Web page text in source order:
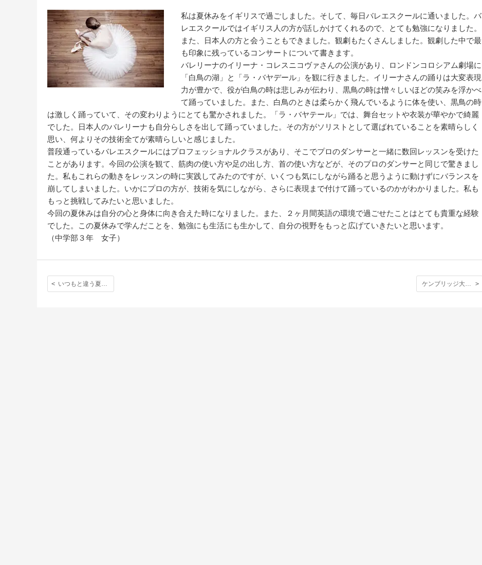
私は夏休みをイギリスで過ごしました。そして、毎日バレエスクールに通いました。バ
レエスクールではイギリス人の方が話しかけてくれるので、とても勉強になりました。
また、日本人の方と会うこともできました。観劇もたくさんしました。観劇した中で最
も印象に残っているコンサートについて書きます。
バレリーナのイリーナ・コレスニコヴァさんの公演があり、ロンドンコロシアム劇場に
「白鳥の湖」と「ラ・バヤデール」を観に行きました。イリーナさんの踊りは大変表現
力が豊かで、役が白鳥の時は悲しみが伝わり、黒鳥の時は憎々しいほどの笑みを浮かべ
て踊っていました。また、白鳥のときは柔らかく飛んでいるように体を使い、黒鳥の時
は激しく踊っていて、その変わりようにとても驚かされました。「ラ・バヤテール」では、舞台セットや衣装が華やかで綺麗
でした。日本人のバレリーナも自分らしさを出して踊っていました。その方がソリストとして選ばれていることを素晴らしく
思い、何よりその技術全てが素晴らしいと感じました。
普段通っているバレエスクールにはプロフェッショナルクラスがあり、そこでプロのダンサーと一緒に数回レッスンを受けた
ことがあります。今回の公演を観て、筋肉の使い方や足の出し方、首の使い方などが、そのプロのダンサーと同じで驚きまし
た。私もこれらの動きをレッスンの時に実践してみたのですが、いくつも気にしながら踊ると思うように動けずにバランスを
崩してしまいました。いかにプロの方が、技術を気にしながら、さらに表現まで付けて踊っているのかがわかりました。私も
もっと挑戦してみたいと思いました。
今回の夏休みは自分の心と身体に向き合えた時になりました。また、２ヶ月間英語の環境で過ごせたことはとても貴重な経験
でした。この夏休みで学んだことを、勉強にも生活にも生かして、自分の視野をもっと広げていきたいと思います。
（中学部３年 女子）
いつもと違う夏休み ケンブリッジ大学サイエンスワークショップ「イギリスの高校生との寮生活」